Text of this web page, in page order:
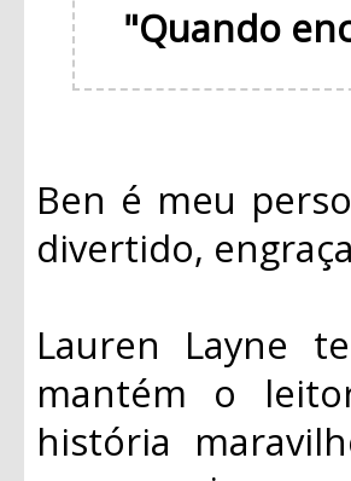
"Quando
Ben é meu
divertido,
Lauren Layne
mantém o
história